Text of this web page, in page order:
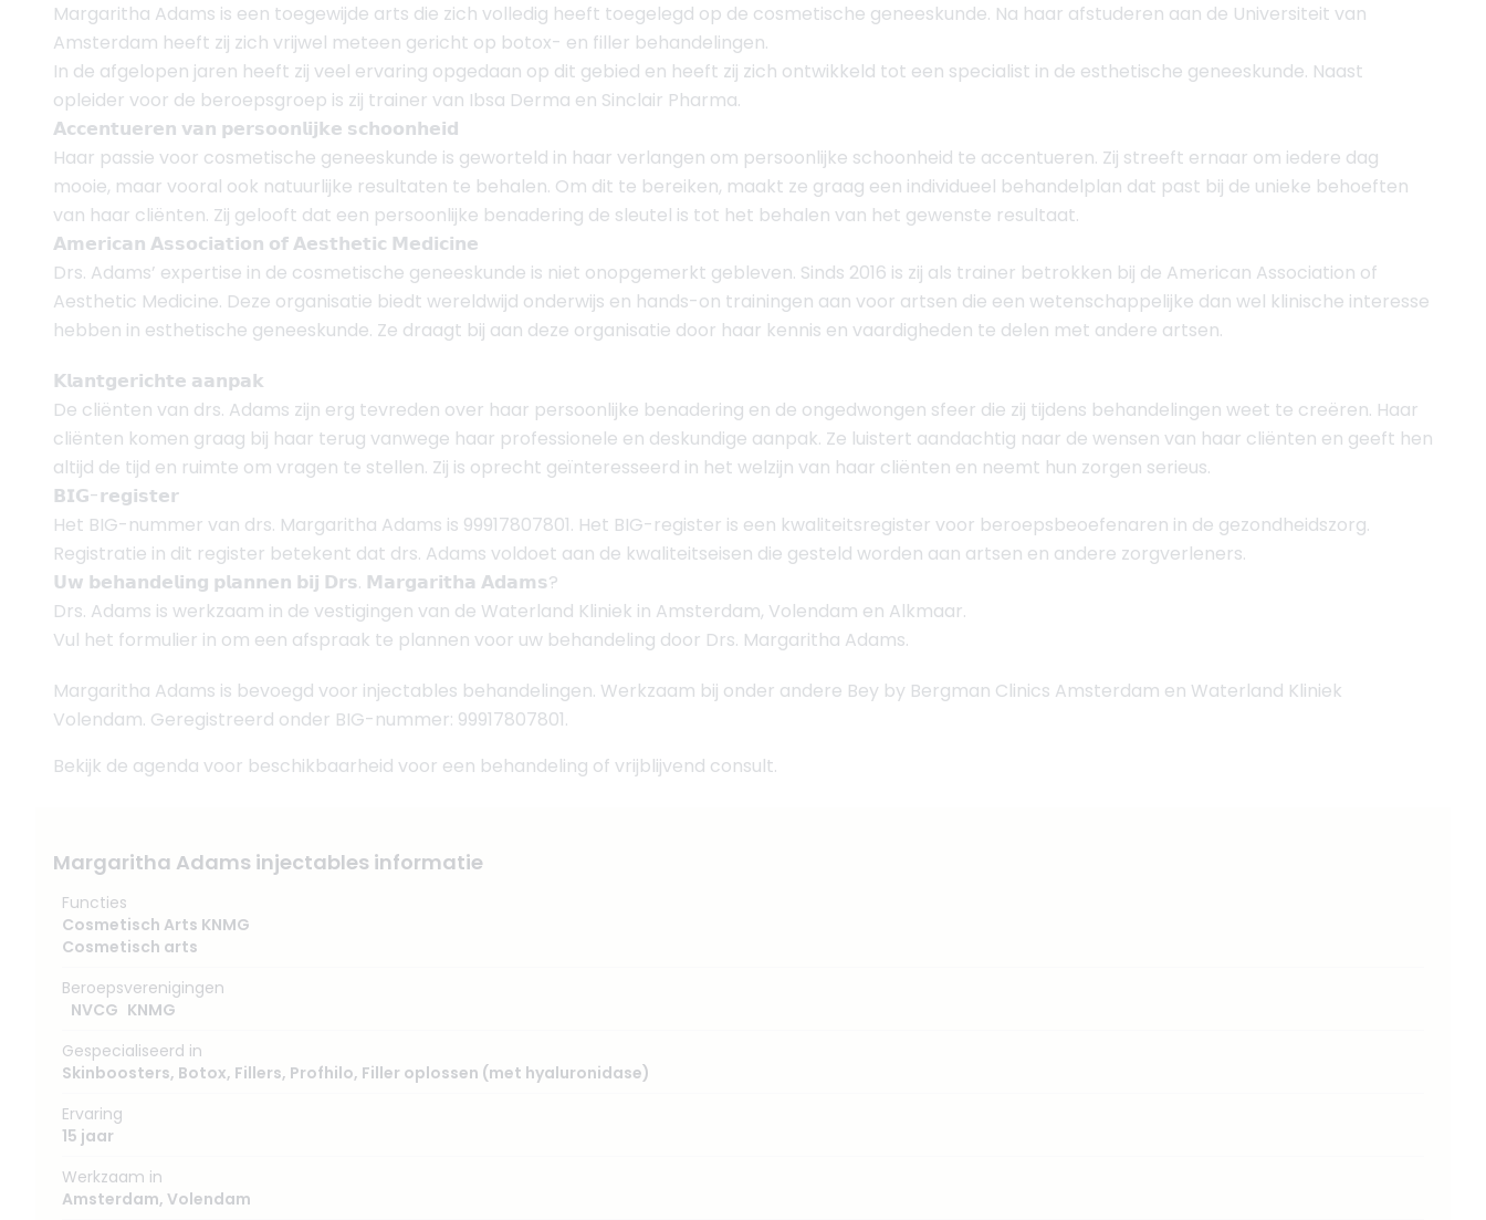
Margaritha Adams is een toegewijde arts die zich volledig heeft toegelegd op de cosmetische geneeskunde. Na haar afstuderen aan de Universiteit van
Amsterdam heeft zij zich vrijwel meteen gericht op botox- en filler behandelingen.
In de afgelopen jaren heeft zij veel ervaring opgedaan op dit gebied en heeft zij zich ontwikkeld tot een specialist in de esthetische geneeskunde. Naast
opleider voor de beroepsgroep is zij trainer van Ibsa Derma en Sinclair Pharma.
𝗔𝗰𝗰𝗲𝗻𝘁𝘂𝗲𝗿𝗲𝗻 𝘃𝗮𝗻 𝗽𝗲𝗿𝘀𝗼𝗼𝗻𝗹𝗶𝗷𝗸𝗲 𝘀𝗰𝗵𝗼𝗼𝗻𝗵𝗲𝗶𝗱
Haar passie voor cosmetische geneeskunde is geworteld in haar verlangen om persoonlijke schoonheid te accentueren. Zij streeft ernaar om iedere dag
mooie, maar vooral ook natuurlijke resultaten te behalen. Om dit te bereiken, maakt ze graag een individueel behandelplan dat past bij de unieke behoeften
van haar cliënten. Zij gelooft dat een persoonlijke benadering de sleutel is tot het behalen van het gewenste resultaat.
𝗔𝗺𝗲𝗿𝗶𝗰𝗮𝗻 𝗔𝘀𝘀𝗼𝗰𝗶𝗮𝘁𝗶𝗼𝗻 𝗼𝗳 𝗔𝗲𝘀𝘁𝗵𝗲𝘁𝗶𝗰 𝗠𝗲𝗱𝗶𝗰𝗶𝗻𝗲
Drs. Adams’ expertise in de cosmetische geneeskunde is niet onopgemerkt gebleven. Sinds 2016 is zij als trainer betrokken bij de American Association of
Aesthetic Medicine. Deze organisatie biedt wereldwijd onderwijs en hands-on trainingen aan voor artsen die een wetenschappelijke dan wel klinische interesse
hebben in esthetische geneeskunde. Ze draagt bij aan deze organisatie door haar kennis en vaardigheden te delen met andere artsen.
𝗞𝗹𝗮𝗻𝘁𝗴𝗲𝗿𝗶𝗰𝗵𝘁𝗲 𝗮𝗮𝗻𝗽𝗮𝗸
De cliënten van drs. Adams zijn erg tevreden over haar persoonlijke benadering en de ongedwongen sfeer die zij tijdens behandelingen weet te creëren. Haar
cliënten komen graag bij haar terug vanwege haar professionele en deskundige aanpak. Ze luistert aandachtig naar de wensen van haar cliënten en geeft hen
altijd de tijd en ruimte om vragen te stellen. Zij is oprecht geïnteresseerd in het welzijn van haar cliënten en neemt hun zorgen serieus.
𝗕𝗜𝗚-𝗿𝗲𝗴𝗶𝘀𝘁𝗲𝗿
Het BIG-nummer van drs. Margaritha Adams is 99917807801. Het BIG-register is een kwaliteitsregister voor beroepsbeoefenaren in de gezondheidszorg.
Registratie in dit register betekent dat drs. Adams voldoet aan de kwaliteitseisen die gesteld worden aan artsen en andere zorgverleners.
𝗨𝘄 𝗯𝗲𝗵𝗮𝗻𝗱𝗲𝗹𝗶𝗻𝗴 𝗽𝗹𝗮𝗻𝗻𝗲𝗻 𝗯𝗶𝗷 𝗗𝗿𝘀. 𝗠𝗮𝗿𝗴𝗮𝗿𝗶𝘁𝗵𝗮 𝗔𝗱𝗮𝗺𝘀?
Drs. Adams is werkzaam in de vestigingen van de Waterland Kliniek in Amsterdam, Volendam en Alkmaar.
Vul het formulier in om een afspraak te plannen voor uw behandeling door Drs. Margaritha Adams.
Margaritha Adams is bevoegd voor injectables behandelingen. Werkzaam bij onder andere Bey by Bergman Clinics Amsterdam en Waterland Kliniek
Volendam. Geregistreerd onder BIG-nummer: 99917807801.
Bekijk de agenda voor beschikbaarheid voor een behandeling of vrijblijvend consult.
Margaritha Adams injectables informatie
Functies
Cosmetisch Arts KNMG
Cosmetisch arts
Beroepsverenigingen
NVCG KNMG
Gespecialiseerd in
Skinboosters, Botox, Fillers, Profhilo, Filler oplossen (met hyaluronidase)
Ervaring
15 jaar
Werkzaam in
Amsterdam, Volendam